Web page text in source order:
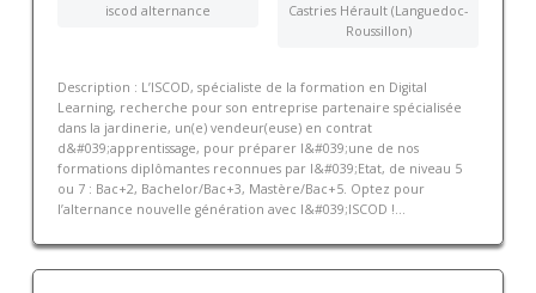
iscod alternance
Castries Hérault (Languedoc-
Roussillon)
Description : L’ISCOD, spécialiste de la formation en Digital
Learning, recherche pour son entreprise partenaire spécialisée
dans la jardinerie, un(e) vendeur(euse) en contrat
d&#039;apprentissage, pour préparer l&#039;une de nos
formations diplômantes reconnues par l&#039;Etat, de niveau 5
ou 7 : Bac+2, Bachelor/Bac+3, Mastère/Bac+5. Optez pour
l’alternance nouvelle génération avec l&#039;ISCOD !...